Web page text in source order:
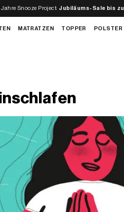
Jahre Snooze Project: Jubiläums-Sale bis zu
MATRATZEN TOPPER POLSTER